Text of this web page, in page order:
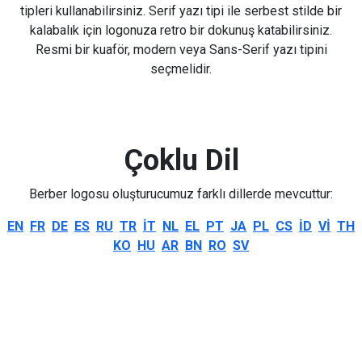
tipleri kullanabilirsiniz. Serif yazı tipi ile serbest stilde bir
kalabalık için logonuza retro bir dokunuş katabilirsiniz.
Resmi bir kuaför, modern veya Sans-Serif yazı tipini
seçmelidir.
Çoklu Dil
Berber logosu oluşturucumuz farklı dillerde mevcuttur:
EN FR DE ES RU TR IT NL EL PT JA PL CS ID VI TH
KO HU AR BN RO SV